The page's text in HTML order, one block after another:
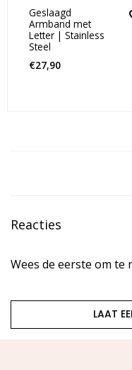
Geslaagd
Armband met
Letter | Stainless
Steel
€27,90
Reacties
Wees de eerste om te
LAAT